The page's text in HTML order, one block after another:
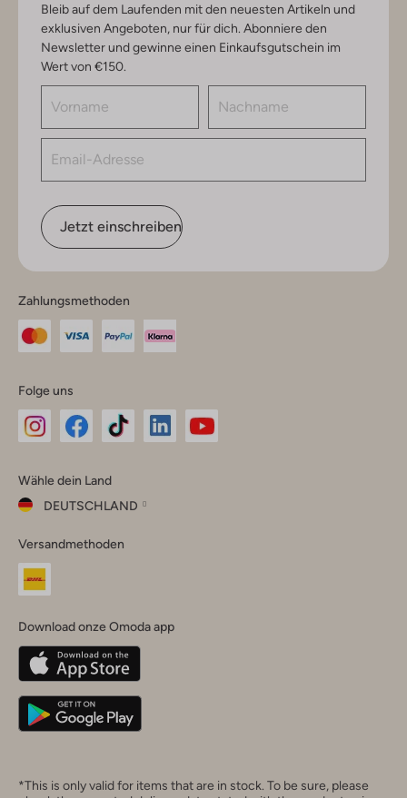
Bleib auf dem Laufenden mit den neuesten Artikeln und
exklusiven Angeboten, nur für dich. Abonniere den
Newsletter und gewinne einen Einkaufsgutschein im
Wert von €150.
Jetzt einschreiben
Zahlungsmethoden
Folge uns
Instagram
Facebook
TikTok
Wähle dein Land
DEUTSCHLAND
dein
Land
Belgique(Français)
Deutschland
Versandmethoden
Download onze Omoda app
*This is only valid for items that are in stock. To be sure, please